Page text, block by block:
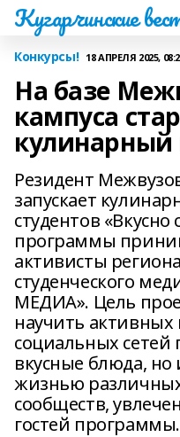
Кугарчинские
Конкурсы! 18 АПРЕЛЯ 2025,
На базе
кампуса
кулинарный
Резидент
запускает
студентов
программы
активисты
студенческого
МЕДИА». Цель
научить активных
социальных сетей
вкусные блюда,
жизнью различных
сообществ,
гостей программы.